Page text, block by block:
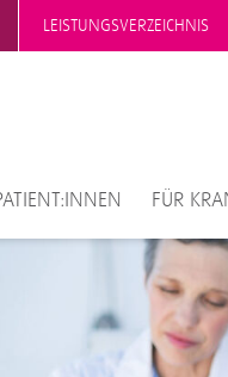
LEISTUNGSVERZEICHNIS
FÜR